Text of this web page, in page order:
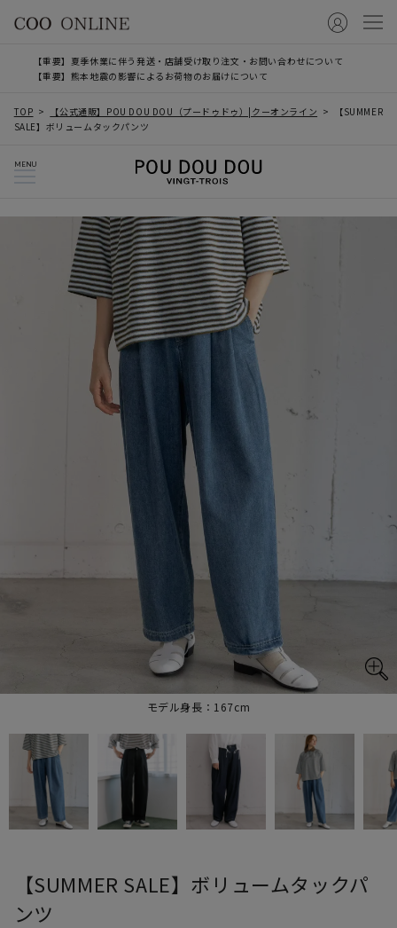
【重要】夏季休業に伴う発送・店舗受け取り注文・お問い合わせについて
【重要】熊本地震の影響によるお荷物のお届けについて
TOP 【公式通販】POU DOU DOU（プードゥドゥ）|クーオンライン
【SUMMER
SALE】ボリュームタックパンツ
MENU
モデル身長：167cm
【SUMMER SALE】ボリュームタックパ
ンツ